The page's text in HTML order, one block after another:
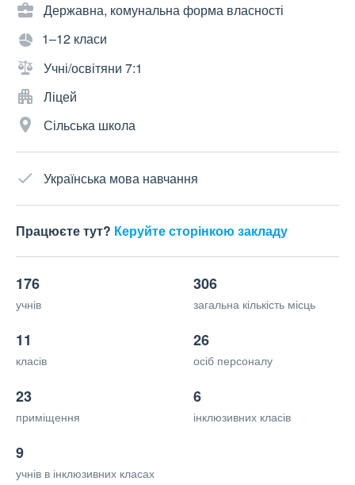
Державна, комунальна форма власності
1–12 класи
Учні/освітяни 7:1
Ліцей
Сільська школа
Українська мова навчання
Працюєте тут? Керуйте сторінкою закладу
176
учнів
306
загальна кількість місць
11
класів
26
осіб персоналу
23
приміщення
6
інклюзивних класів
9
учнів в інклюзивних класах